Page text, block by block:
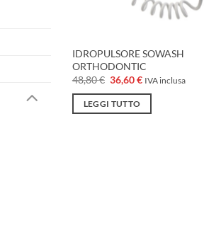
IDROPULSORE SOWASH
ORTHODONTIC
48,80€ Il
prezzo
originale
era:
36,60€Il
attuale
IVA inclusa
LEGGI TUTTO